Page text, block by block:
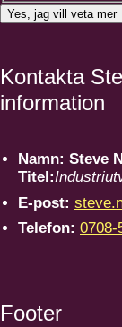
Yes, jag vill veta mer
Kontakta
information
Namn: Steve
Titel:
E-post:
Telefon: 0708-
Footer